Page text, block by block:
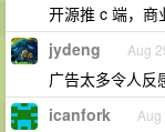
开源推 c 端，商
jydeng Aug
广告太多令人反
icanfork